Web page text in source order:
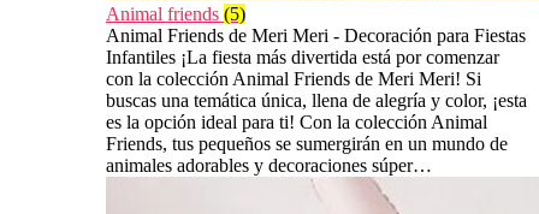
Animal friends (5)
Animal Friends de Meri Meri - Decoración para Fiestas
Infantiles ¡La fiesta más divertida está por comenzar
con la colección Animal Friends de Meri Meri! Si
buscas una temática única, llena de alegría y color, ¡esta
es la opción ideal para ti! Con la colección Animal
Friends, tus pequeños se sumergirán en un mundo de
animales adorables y decoraciones súper…